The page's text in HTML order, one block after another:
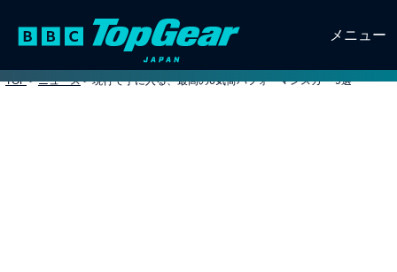
メニュー
TOP > ニュース > 現行で手に入る、最高の6気筒パフォーマンスカー 9選